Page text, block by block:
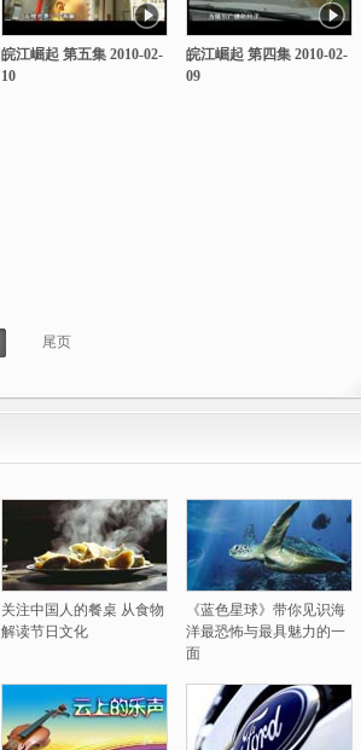
皖江崛起 第五集 2010-02-
10
皖江崛起 第四集 2010-02-
09
尾页
关注中国人的餐桌 从食物
解读节日文化
《蓝色星球》带你见识海
洋最恐怖与最具魅力的一
面